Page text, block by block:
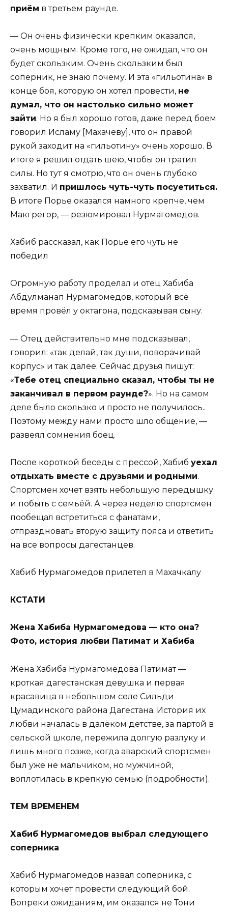
приём в третьем раунде.
— Он очень физически крепким оказался,
очень мощным. Кроме того, не ожидал, что он
будет скользким. Очень скользким был
соперник, не знаю почему. И эта «гильотина» в
конце боя, которую он хотел провести, не
думал, что он настолько сильно может
зайти. Но я был хорошо готов, даже перед боем
говорил Исламу [Махачеву], что он правой
рукой заходит на «гильотину» очень хорошо. В
итоге я решил отдать шею, чтобы он тратил
силы. Но тут я смотрю, что он очень глубоко
захватил. И пришлось чуть-чуть посуетиться.
В итоге Порье оказался намного крепче, чем
Макгрегор, — резюмировал Нурмагомедов.
Хабиб рассказал, как Порье его чуть не
победил
Огромную работу проделал и отец Хабиба
Абдулманап Нурмагомедов, который всё
время провёл у октагона, подсказывая сыну.
— Отец действительно мне подсказывал,
говорил: «так делай, так души, поворачивай
корпус» и так далее. Сейчас друзья пишут:
«Тебе отец специально сказал, чтобы ты не
заканчивал в первом раунде?». Но на самом
деле было скользко и просто не получилось..
Поэтому между нами просто шло общение, —
развеял сомнения боец.
После короткой беседы с прессой, Хабиб уехал
отдыхать вместе с друзьями и родными.
Спортсмен хочет взять небольшую передышку
и побыть с семьёй. А через неделю спортсмен
пообещал встретиться с фанатами,
отпраздновать вторую защиту пояса и ответить
на все вопросы дагестанцев.
Хабиб Нурмагомедов прилетел в Махачкалу
КСТАТИ
Жена Хабиба Нурмагомедова — кто она?
Фото, история любви Патимат и Хабиба
Жена Хабиба Нурмагомедова Патимат —
кроткая дагестанская девушка и первая
красавица в небольшом селе Сильди
Цумадинского района Дагестана. История их
любви началась в далёком детстве, за партой в
сельской школе, пережила долгую разлуку и
лишь много позже, когда аварский спортсмен
был уже не мальчиком, но мужчиной,
воплотилась в крепкую семью (подробности).
ТЕМ ВРЕМЕНЕМ
Хабиб Нурмагомедов выбрал следующего
соперника
Хабиб Нурмагомедов назвал соперника, с
которым хочет провести следующий бой.
Вопреки ожиданиям, им оказался не Тони